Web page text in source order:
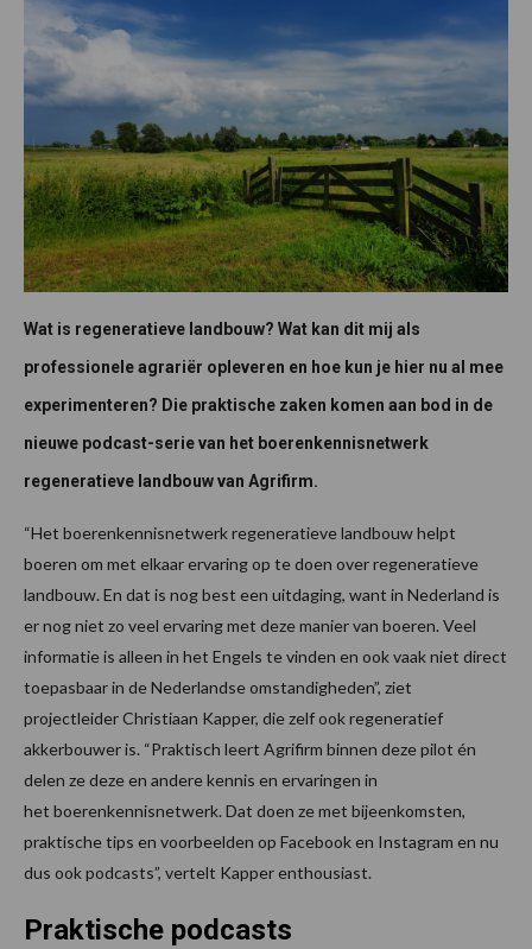
Wat is regeneratieve landbouw? Wat kan dit mij als
professionele agrariër opleveren en hoe kun je hier nu al mee
experimenteren? Die praktische zaken komen aan bod in de
nieuwe podcast-serie van het boerenkennisnetwerk
regeneratieve landbouw van Agrifirm.
“Het boerenkennisnetwerk regeneratieve landbouw helpt
boeren om met elkaar ervaring op te doen over regeneratieve
landbouw. En dat is nog best een uitdaging, want in Nederland is
er nog niet zo veel ervaring met deze manier van boeren. Veel
informatie is alleen in het Engels te vinden en ook vaak niet direct
toepasbaar in de Nederlandse omstandigheden”, ziet
projectleider Christiaan Kapper, die zelf ook regeneratief
akkerbouwer is. “Praktisch leert Agrifirm binnen deze pilot én
delen ze deze en andere kennis en ervaringen in
het boerenkennisnetwerk. Dat doen ze met bijeenkomsten,
praktische tips en voorbeelden op Facebook en Instagram en nu
dus ook podcasts”, vertelt Kapper enthousiast.
Praktische podcasts